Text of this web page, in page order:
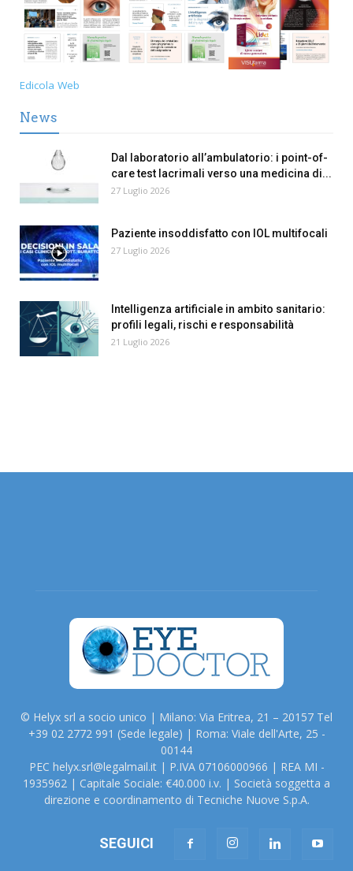
Edicola Web
News
Dal laboratorio all’ambulatorio: i point-of-
care test lacrimali verso una medicina di...
27 Luglio 2026
Paziente insoddisfatto con IOL multifocali
27 Luglio 2026
Intelligenza artificiale in ambito sanitario:
profili legali, rischi e responsabilità
21 Luglio 2026
© Helyx srl a socio unico | Milano: Via Eritrea, 21 – 20157 Tel
+39 02 2772 991 (Sede legale) | Roma: Viale dell'Arte, 25 -
00144
PEC helyx.srl@legalmail.it | P.IVA 07106000966 | REA MI -
1935962 | Capitale Sociale: €40.000 i.v. | Società soggetta a
direzione e coordinamento di Tecniche Nuove S.p.A.
SEGUICI